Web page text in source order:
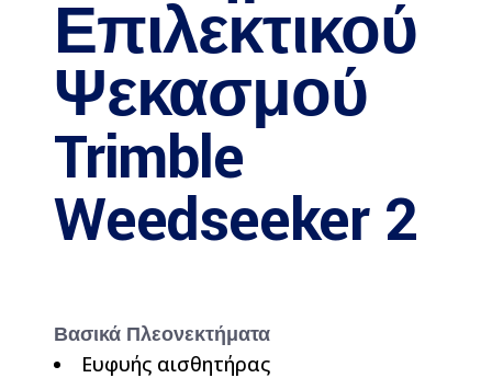
Επιλεκτικού
Ψεκασμού
Trimble
Weedseeker 2
Βασικά Πλεονεκτήματα
Ευφυής αισθητήρας